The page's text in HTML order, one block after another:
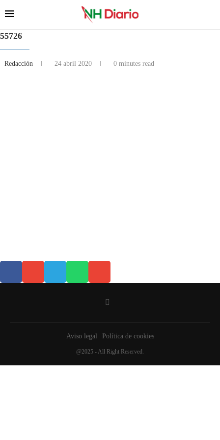
55726
Redacción 24 abril 2020 0 minutes read
Aviso legal Política de cookies
@2025 - All Right Reserved.